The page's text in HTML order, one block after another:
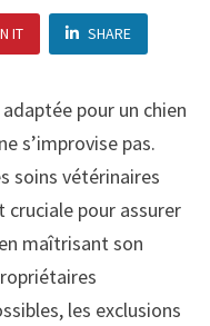
IT SHARE
pour un chien
s’improvise pas.
soins vétérinaires
cruciale pour assurer
maîtrisant son
les exclusions